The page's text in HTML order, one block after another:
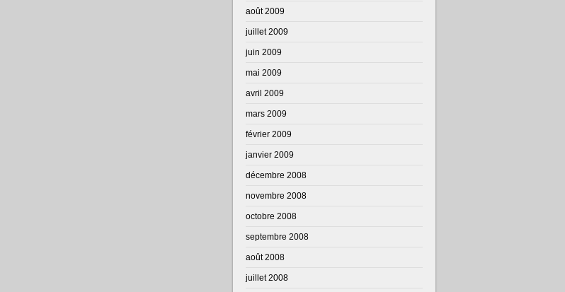
août 2009
juillet 2009
juin 2009
mai 2009
avril 2009
mars 2009
février 2009
janvier 2009
décembre 2008
novembre 2008
octobre 2008
septembre 2008
août 2008
juillet 2008